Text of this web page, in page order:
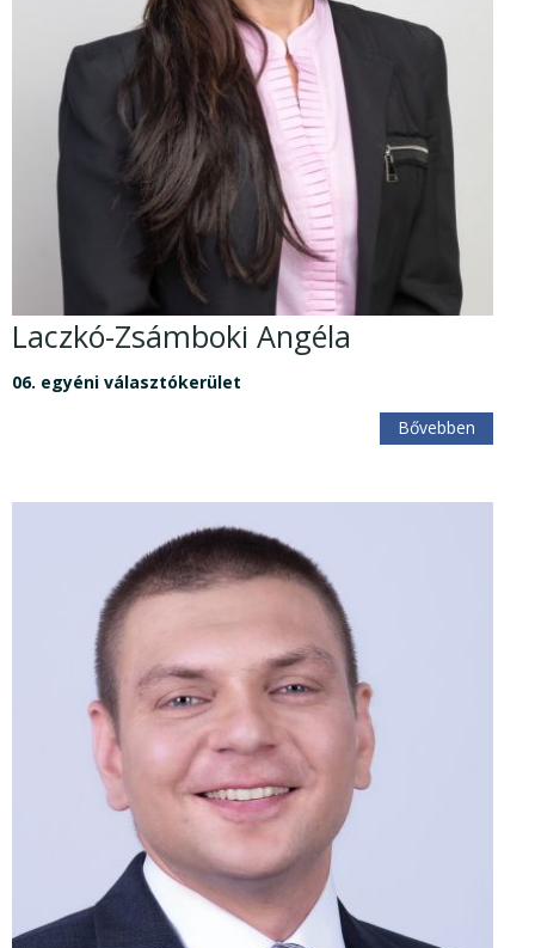
Laczkó-Zsámboki Angéla
06. egyéni választókerület
Bővebben